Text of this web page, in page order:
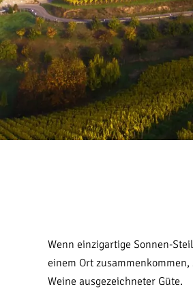
Wenn einzigartige Sonnen-
einem Ort
Weine ausgezeichneter Güte.